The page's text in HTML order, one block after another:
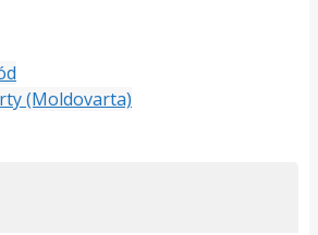
(Moldovarta)